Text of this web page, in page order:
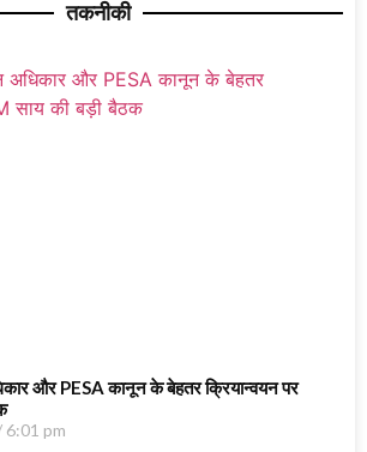
तकनीकी
और PESA कानून के बेहतर क्रियान्वयन पर
6:01 pm